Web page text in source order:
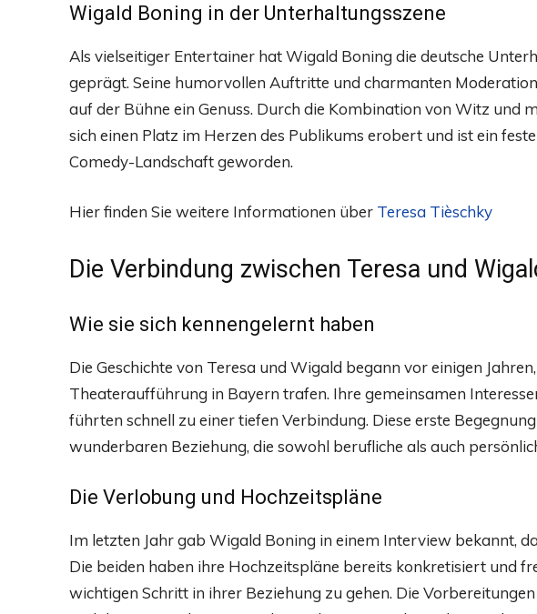
Wigald Boning in der Unterhaltungsszene
Als vielseitiger Entertainer hat Wigald Boning die deutsche
geprägt. Seine humorvollen Auftritte und charmanten
auf der Bühne ein Genuss. Durch die Kombination von Witz und
sich einen Platz im Herzen des Publikums erobert und ist ein
Comedy-Landschaft geworden.
Hier finden Sie weitere Informationen über Teresa Tièschky
Die Verbindung zwischen Teresa und
Wie sie sich kennengelernt haben
Die Geschichte von Teresa und Wigald begann vor einigen
Theateraufführung in Bayern trafen. Ihre gemeinsamen
führten schnell zu einer tiefen Verbindung. Diese erste
wunderbaren Beziehung, die sowohl berufliche als auch
Die Verlobung und Hochzeitspläne
Im letzten Jahr gab Wigald Boning in einem Interview bekannt,
Die beiden haben ihre Hochzeitspläne bereits konkretisiert und
wichtigen Schritt in ihrer Beziehung zu gehen. Die